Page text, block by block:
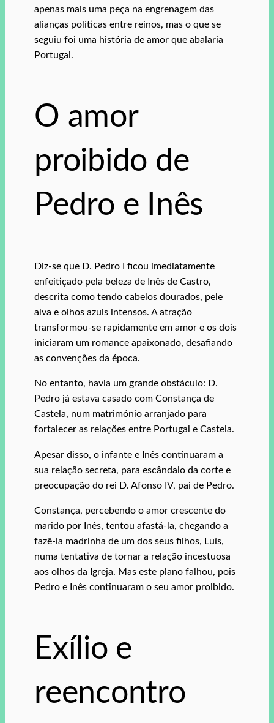
apenas mais uma peça na engrenagem das
alianças políticas entre reinos, mas o que se
seguiu foi uma história de amor que abalaria
Portugal.
O amor
proibido de
Pedro e Inês
Diz-se que D. Pedro I ficou imediatamente
enfeitiçado pela beleza de Inês de Castro,
descrita como tendo cabelos dourados, pele
alva e olhos azuis intensos. A atração
transformou-se rapidamente em amor e os dois
iniciaram um romance apaixonado, desafiando
as convenções da época.
No entanto, havia um grande obstáculo: D.
Pedro já estava casado com Constança de
Castela, num matrimónio arranjado para
fortalecer as relações entre Portugal e Castela.
Apesar disso, o infante e Inês continuaram a
sua relação secreta, para escândalo da corte e
preocupação do rei D. Afonso IV, pai de Pedro.
Constança, percebendo o amor crescente do
marido por Inês, tentou afastá-la, chegando a
fazê-la madrinha de um dos seus filhos, Luís,
numa tentativa de tornar a relação incestuosa
aos olhos da Igreja. Mas este plano falhou, pois
Pedro e Inês continuaram o seu amor proibido.
Exílio e
reencontro